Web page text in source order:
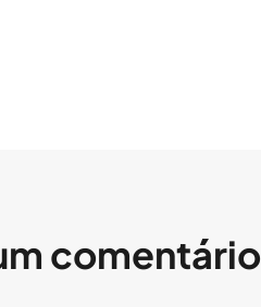
comentário